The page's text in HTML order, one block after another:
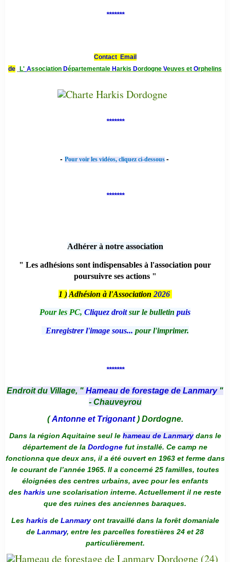
*******
Contact Email
de
L' Association Départementale Harkis Dordogne Veuves et Orphelins
*******
- Pour voir les vidéos, cliquez ci-dessous -
*******
Adhérer à notre association
" Les adhésions sont indispensables à l'association pour
poursuivre ses actions "
1 ) Adhésion à l'Association 2026
Pour les PC, Cliquez droitsur le bulletin puis
Enregistrer l'image sous... pour l'imprimer.
*******
Endroit du Village, " Hameau de forestage de Lanmary "
- Chauveyrou
(Antonne et Trigonant) Dordogne.
Dans la région Aquitaine seul le hameau de Lanmarydans le
département de la Dordogne fut installé. Ce camp ne
fonctionna que deux ans, il a été ouvert en 1963 et ferme dans
le courant de l’année 1965. Il a concerné 25 familles, toutes
éloignées des centres urbains, avec pour les enfants
des harkis une scolarisation interne. Actuellement il ne reste
que des ruines des anciennes baraques.
Les harkis de Lanmaryont travaillé dans la forêt domaniale
de Lanmary, entre les parcelles forestières 24 et 28
particulièrement.